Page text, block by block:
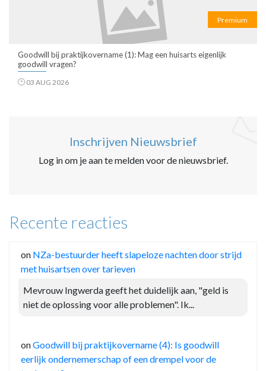
Premium
Goodwill bij praktijkovername (1): Mag een huisarts eigenlijk
goodwill vragen?
03 AUG 2026
Inschrijven Nieuwsbrief
Log in om je aan te melden voor de nieuwsbrief.
Recente reacties
on NZa-bestuurder heeft slapeloze nachten door strijd
met huisartsen over tarieven
Mevrouw Ingwerda geeft het duidelijk aan, "geld is
niet de oplossing voor alle problemen". Ik...
onGoodwill bij praktijkovername (4): Is goodwill
eerlijk ondernemerschap of een drempel voor de